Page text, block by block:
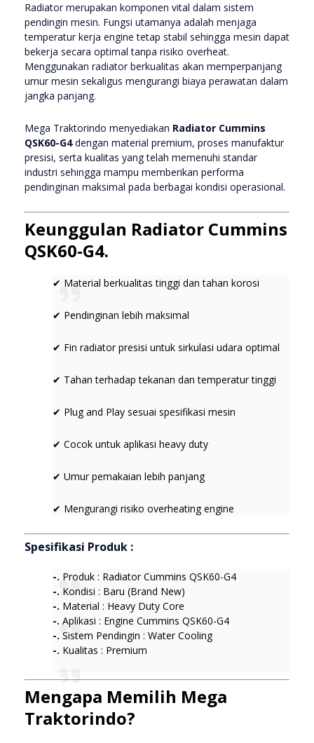
Radiator merupakan komponen vital dalam sistem
pendingin mesin. Fungsi utamanya adalah menjaga
temperatur kerja engine tetap stabil sehingga mesin dapat
bekerja secara optimal tanpa risiko overheat.
Menggunakan radiator berkualitas akan memperpanjang
umur mesin sekaligus mengurangi biaya perawatan dalam
jangka panjang.
Mega Traktorindo menyediakan Radiator Cummins
QSK60-G4dengan material premium, proses manufaktur
presisi, serta kualitas yang telah memenuhi standar
industri sehingga mampu memberikan performa
pendinginan maksimal pada berbagai kondisi operasional.
Keunggulan Radiator Cummins
QSK60-G4.
✔ Material berkualitas tinggi dan tahan korosi
✔ Pendinginan lebih maksimal
✔ Fin radiator presisi untuk sirkulasi udara optimal
✔ Tahan terhadap tekanan dan temperatur tinggi
✔ Plug and Play sesuai spesifikasi mesin
✔ Cocok untuk aplikasi heavy duty
✔ Umur pemakaian lebih panjang
✔ Mengurangi risiko overheating engine
Spesifikasi Produk :
-. Produk : Radiator Cummins QSK60-G4
-. Kondisi : Baru (Brand New)
-. Material : Heavy Duty Core
-. Aplikasi : Engine Cummins QSK60-G4
-. Sistem Pendingin : Water Cooling
-. Kualitas : Premium
Mengapa Memilih Mega
Traktorindo?